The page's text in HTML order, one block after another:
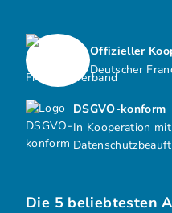
DSGVO-konform
In Kooperation
Offizieller
Deutscher
Die 5 beliebtesten